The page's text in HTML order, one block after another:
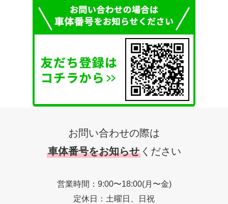
お問い合わせの際は
車体番号をお知らせ ください
営業時間：9:00〜18:00(月〜金)
定休日：土曜日、日祝